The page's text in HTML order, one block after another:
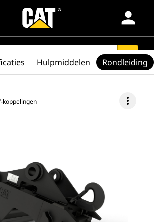
person
search
koppelingen more_vert
Hulpmiddelen Rondleiding